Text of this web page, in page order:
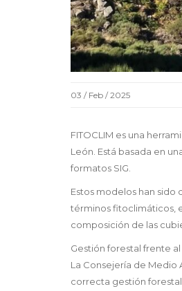
03 / Feb / 2025
FITOCLIM es una
León. Está basada en
formatos SIG.
Estos modelos han
términos fitoclimáticos,
composición de las
Gestión forestal frente
La Consejería de Medio
correcta gestión